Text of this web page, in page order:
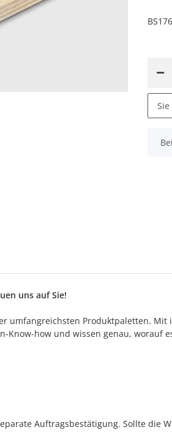
x
uns auf Sie!
umfangreichsten Produktpaletten.
Know-how und wissen genau,
Auftragsbestätigung. Sollte